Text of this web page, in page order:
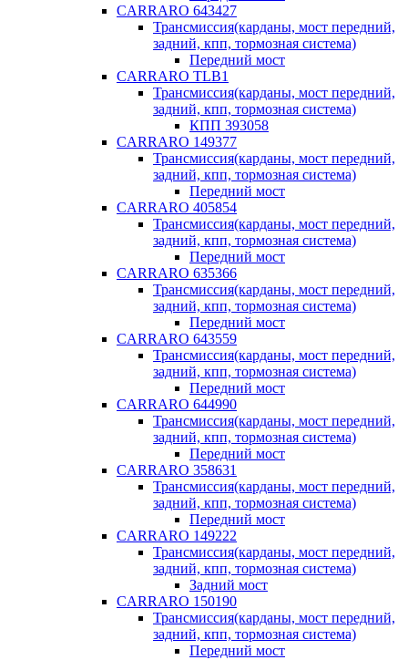
CARRARO 643427
Трансмиссия(карданы, мост передний,
задний, кпп, тормозная система)
Передний мост
CARRARO TLB1
Трансмиссия(карданы, мост передний,
задний, кпп, тормозная система)
КПП 393058
CARRARO 149377
Трансмиссия(карданы, мост передний,
задний, кпп, тормозная система)
Передний мост
CARRARO 405854
Трансмиссия(карданы, мост передний,
задний, кпп, тормозная система)
Передний мост
CARRARO 635366
Трансмиссия(карданы, мост передний,
задний, кпп, тормозная система)
Передний мост
CARRARO 643559
Трансмиссия(карданы, мост передний,
задний, кпп, тормозная система)
Передний мост
CARRARO 644990
Трансмиссия(карданы, мост передний,
задний, кпп, тормозная система)
Передний мост
CARRARO 358631
Трансмиссия(карданы, мост передний,
задний, кпп, тормозная система)
Передний мост
CARRARO 149222
Трансмиссия(карданы, мост передний,
задний, кпп, тормозная система)
Задний мост
CARRARO 150190
Трансмиссия(карданы, мост передний,
задний, кпп, тормозная система)
Передний мост